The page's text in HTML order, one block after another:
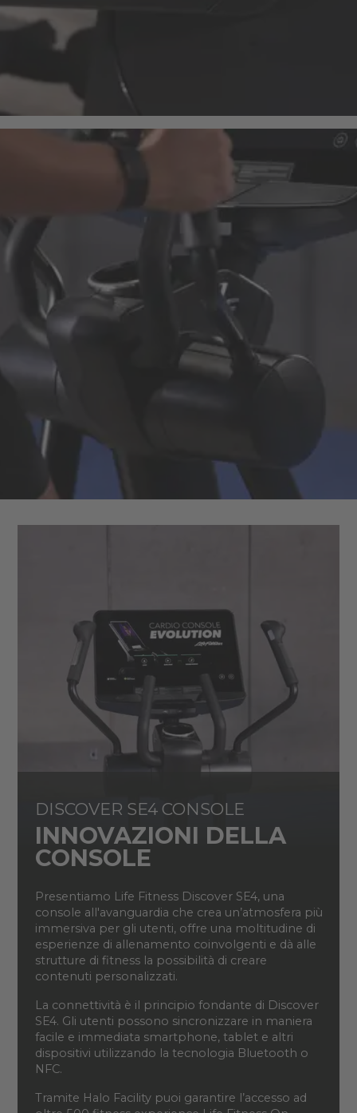
DISCOVER SE4 CONSOLE
INNOVAZIONI DELLA
CONSOLE
Presentiamo Life Fitness Discover SE4, una
console all'avanguardia che crea un’atmosfera più
immersiva per gli utenti, offre una moltitudine di
esperienze di allenamento coinvolgenti e dà alle
strutture di fitness la possibilità di creare
contenuti personalizzati.
La connettività è il principio fondante di Discover
SE4. Gli utenti possono sincronizzare in maniera
facile e immediata smartphone, tablet e altri
dispositivi utilizzando la tecnologia Bluetooth o
NFC.
Tramite Halo Facility puoi garantire l’accesso ad